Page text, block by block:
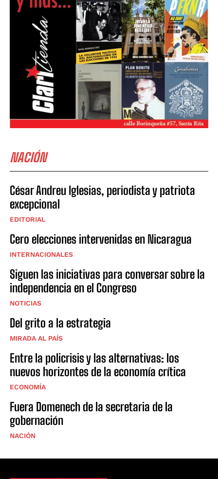
NACIÓN
César Andreu Iglesias, periodista y patriota
excepcional
EDITORIAL
Cero elecciones intervenidas en Nicaragua
INTERNACIONALES
Siguen las iniciativas para conversar sobre la
independencia en el Congreso
NOTICIAS
Del grito a la estrategia
MIRADA AL PAÍS
Entre la policrisis y las alternativas: los
nuevos horizontes de la economía crítica
ECONOMÍA
Fuera Domenech de la secretaria de la
gobernación
NACIÓN